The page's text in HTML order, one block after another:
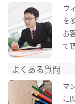
ウ
を
お
て
よくある質問
マ
に